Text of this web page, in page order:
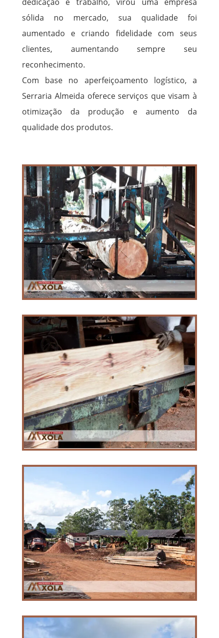
sólida no mercado, sua qualidade foi
aumentado e criando fidelidade com seus
clientes, aumentando sempre seu
reconhecimento.
Com base no aperfeiçoamento logístico, a
Serraria Almeida oferece serviços que visam à
otimização da produção e aumento da
qualidade dos produtos.